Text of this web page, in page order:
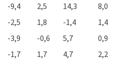
-9,4 2,5 14,3 8,0
-2,5 1,8 -1,4 1,4
-3,9 -0,6 5,7 0,9
-1,7 1,7 4,7 2,2